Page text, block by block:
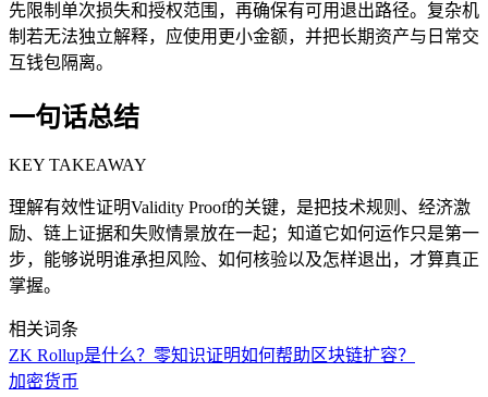
先限制单次损失和授权范围，再确保有可用退出路径。复杂机
制若无法独立解释，应使用更小金额，并把长期资产与日常交
互钱包隔离。
一句话总结
KEY TAKEAWAY
理解有效性证明Validity Proof的关键，是把技术规则、经济激
励、链上证据和失败情景放在一起；知道它如何运作只是第一
步，能够说明谁承担风险、如何核验以及怎样退出，才算真正
掌握。
相关词条
ZK Rollup是什么？零知识证明如何帮助区块链扩容？
加密货币